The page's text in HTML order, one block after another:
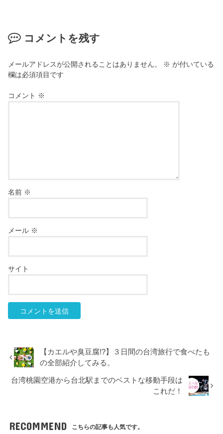
コメントを残す
メールアドレスが公開されることはありません。 ※ が付いている
欄は必須項目です
コメント ※
名前 ※
メール ※
サイト
【カエルや臭豆腐!?】３日間の台湾旅行で食べたも
の全部紹介してみる。
台湾桃園空港から台北駅までのベストな移動手段は
これだ！
RECOMMEND こちらの記事も人気です。